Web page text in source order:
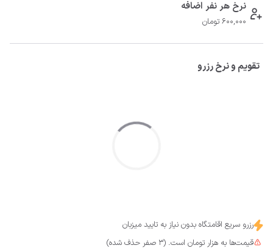
نرخ هر نفر اضافه
600,000 تومان
تقویم و نرخ رزرو
رزرو سریع اقامتگاه بدون نیاز به تایید میزبان
قیمت‌ها به هزار تومان است. (3 صفر حذف شده)